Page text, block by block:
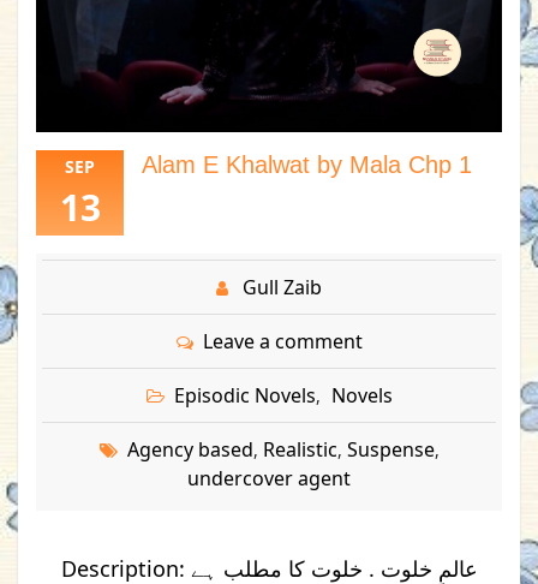
SEP
13
Alam E Khalwat by Mala Chp 1
Gull Zaib
Leave a comment
Episodic Novels, Novels
Agency based, Realistic, Suspense,
undercover agent
Description: عالمِ خلوت . خلوت کا مطلب ہے